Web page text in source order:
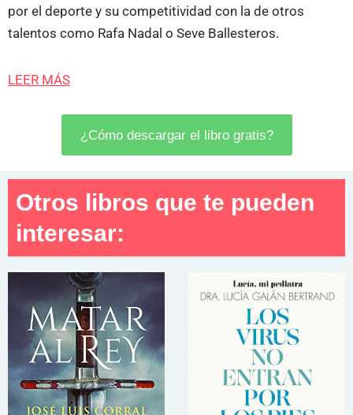
por el deporte y su competitividad con la de otros
talentos como Rafa Nadal o Seve Ballesteros.
LEER MÁS
¿Cómo descargar el libro gratis?
Otros libros que te pueden
interesar: